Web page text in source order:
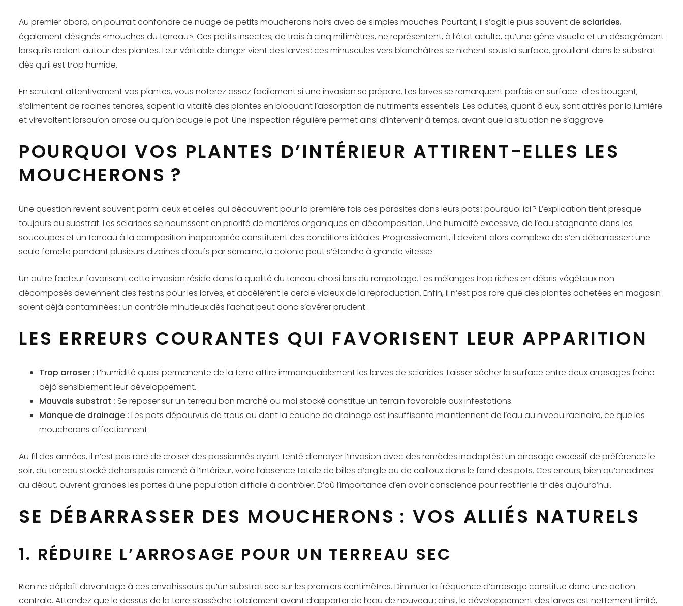
Au premier abord, on pourrait confondre ce nuage de petits moucherons noirs avec de simples mouches. Pourtant, il s’agit le plus souvent de sciarides,
également désignés « mouches du terreau ». Ces petits insectes, de trois à cinq millimètres, ne représentent, à l’état adulte, qu’une gêne visuelle et un désagrément
lorsqu’ils rodent autour des plantes. Leur véritable danger vient des larves : ces minuscules vers blanchâtres se nichent sous la surface, grouillant dans le substrat
dès qu’il est trop humide.
En scrutant attentivement vos plantes, vous noterez assez facilement si une invasion se prépare. Les larves se remarquent parfois en surface : elles bougent,
s’alimentent de racines tendres, sapent la vitalité des plantes en bloquant l’absorption de nutriments essentiels. Les adultes, quant à eux, sont attirés par la lumière
et virevoltent lorsqu’on arrose ou qu’on bouge le pot. Une inspection régulière permet ainsi d’intervenir à temps, avant que la situation ne s’aggrave.
POURQUOI VOS PLANTES D’INTÉRIEUR ATTIRENT-ELLES LES
MOUCHERONS ?
Une question revient souvent parmi ceux et celles qui découvrent pour la première fois ces parasites dans leurs pots : pourquoi ici ? L’explication tient presque
toujours au substrat. Les sciarides se nourrissent en priorité de matières organiques en décomposition. Une humidité excessive, de l’eau stagnante dans les
soucoupes et un terreau à la composition inappropriée constituent des conditions idéales. Progressivement, il devient alors complexe de s’en débarrasser : une
seule femelle pondant plusieurs dizaines d’œufs par semaine, la colonie peut s’étendre à grande vitesse.
Un autre facteur favorisant cette invasion réside dans la qualité du terreau choisi lors du rempotage. Les mélanges trop riches en débris végétaux non
décomposés deviennent des festins pour les larves, et accélèrent le cercle vicieux de la reproduction. Enfin, il n’est pas rare que des plantes achetées en magasin
soient déjà contaminées : un contrôle minutieux dès l’achat peut donc s’avérer prudent.
LES ERREURS COURANTES QUI FAVORISENT LEUR APPARITION
Trop arroser : L’humidité quasi permanente de la terre attire immanquablement les larves de sciarides. Laisser sécher la surface entre deux arrosages freine
déjà sensiblement leur développement.
Mauvais substrat : Se reposer sur un terreau bon marché ou mal stocké constitue un terrain favorable aux infestations.
Manque de drainage : Les pots dépourvus de trous ou dont la couche de drainage est insuffisante maintiennent de l’eau au niveau racinaire, ce que les
moucherons affectionnent.
Au fil des années, il n’est pas rare de croiser des passionnés ayant tenté d’enrayer l’invasion avec des remèdes inadaptés : un arrosage excessif de préférence le
soir, du terreau stocké dehors puis ramené à l’intérieur, voire l’absence totale de billes d’argile ou de cailloux dans le fond des pots. Ces erreurs, bien qu’anodines
au début, ouvrent grandes les portes à une population difficile à contrôler. D’où l’importance d’en avoir conscience pour rectifier le tir dès aujourd’hui.
SE DÉBARRASSER DES MOUCHERONS : VOS ALLIÉS NATURELS
1. RÉDUIRE L’ARROSAGE POUR UN TERREAU SEC
Rien ne déplaît davantage à ces envahisseurs qu’un substrat sec sur les premiers centimètres. Diminuer la fréquence d’arrosage constitue donc une action
centrale. Attendez que le dessus de la terre s’assèche totalement avant d’apporter de l’eau de nouveau : ainsi, le développement des larves est nettement limité,